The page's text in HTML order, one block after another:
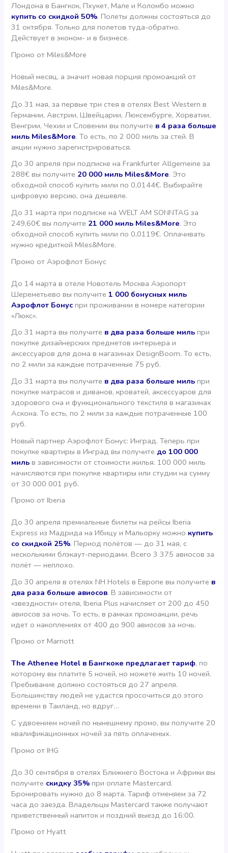
Лондона в Бангкок, Пхукет, Мале и Коломбо можно
купить со скидкой 50%. Полеты должны состояться до
31 октября. Только для полетов туда-обратно.
Действует в эконом- и в бизнесе.
Промо от Miles&More
Новый месяц, а значит новая порция промоакций от
Miles&More.
До 31 мая, за первые три стея в отелях Best Western в
Германии, Австрии, Швейцарии, Люксембурге, Хорватии,
Венгрии, Чехии и Словении вы получите в 4 раза больше
миль Miles&More. То есть, по 2 000 миль за стей. В
акции нужно зарегистрироваться.
До 30 апреля при подписке на Frankfurter Allgemeine за
288€ вы получите 20 000 миль Miles&More. Это
обходной способ купить мили по 0,0144€. Выбирайте
цифровую версию, она дешевле.
До 31 марта при подписке на WELT AM SONNTAG за
249,60€ вы получите 21 000 миль Miles&More. Это
обходной способ купить мили по 0,0119€. Оплачивать
нужно кредиткой Miles&More.
Промо от Аэрофлот Бонус
До 14 марта в отеле Новотель Москва Аэропорт
Шереметьево вы получите1 000 бонусных миль
Аэрофлот Бонус при проживании в номере категории
«Люкс».
До 31 марта вы получите в два раза больше миль при
покупке дизайнерских предметов интерьера и
аксессуаров для дома в магазинах DesignBoom. То есть,
по 2 мили за каждые потраченные 75 руб.
До 31 марта вы получите в два раза больше миль при
покупке матрасов и диванов, кроватей, аксессуаров для
здорового сна и функционального текстиля в магазинах
Аскона. То есть, по 2 мили за каждые потраченные 100
руб.
Новый партнер Аэрофлот Бонус: Инград. Теперь при
покупке квартиры в Инград вы получите до 100 000
миль в зависимости от стоимости жилья. 100 000 миль
начисляются при покупке квартиры или студии на сумму
от 30 000 001 руб.
Промо от Iberia
До 30 апреля премиальные билеты на рейсы Iberia
Express из Мадрида на Ибицу и Мальорку можно купить
со скидкой 25%. Период полётов — до 31 мая, с
несколькими блэкаут-периодами. Всего 3 375 авиосов за
полёт — неплохо.
До 30 апреля в отелях NH Hotels в Европе вы получите в
два раза больше авиосов. В зависимости от
«звездности» отеля, Iberia Plus начисляет от 200 до 450
авиосов за ночь. То есть, в рамках промоакции, речь
идет о накоплениях от 400 до 900 авиосов за ночь.
Промо от Marriott
The Athenee Hotel в Бангкоке предлагает тариф, по
которому вы платите 5 ночей, но можете жить 10 ночей.
Пребывание должно состояться до 27 апреля.
Большинству людей не удастся просочиться до этого
времени в Таиланд, но вдруг…
С удвоением ночей по нынешнему промо, вы получите 20
квалификационных ночей за пять оплаченых.
Промо от IHG
До 30 сентября в отелях Ближнего Востока и Африки вы
получите скидку 35% при оплате Mastercard.
Бронировать нужно до 8 марта. Тариф отменяем за 72
часа до заезда. Владельцы Mastercard также получают
приветственный напиток и поздний выезд до 16:00.
Промо от Hyatt